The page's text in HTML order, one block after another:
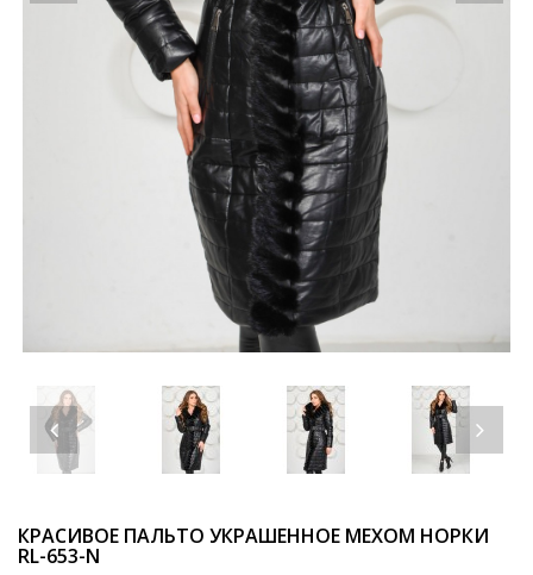
КРАСИВОЕ ПАЛЬТО УКРАШЕННОЕ МЕХОМ НОРКИ
RL-653-N